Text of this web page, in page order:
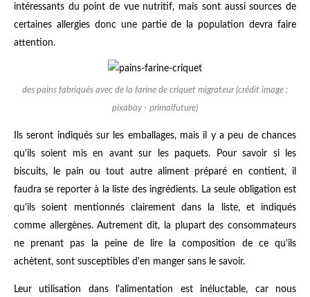
intéressants du point de vue nutritif, mais sont aussi sources de
certaines allergies donc une partie de la population devra faire
attention.
des pains fabriqués avec de la farine de criquet migrateur (crédit image :
pixabay - primalfuture)
Ils seront indiqués sur les emballages, mais il y a peu de chances
qu'ils soient mis en avant sur les paquets. Pour savoir si les
biscuits, le pain ou tout autre aliment préparé en contient, il
faudra se reporter à la liste des ingrédients. La seule obligation est
qu'ils soient mentionnés clairement dans la liste, et indiqués
comme allergènes. Autrement dit, la plupart des consommateurs
ne prenant pas la peine de lire la composition de ce qu'ils
achètent, sont susceptibles d'en manger sans le savoir.
Leur utilisation dans l'alimentation est inéluctable, car nous